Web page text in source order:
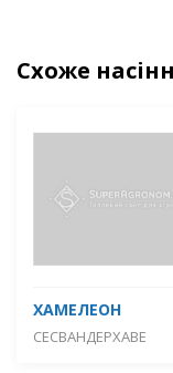
Схоже
ХАМЕЛЕОН
СЕСВАНДЕРХАВЕ